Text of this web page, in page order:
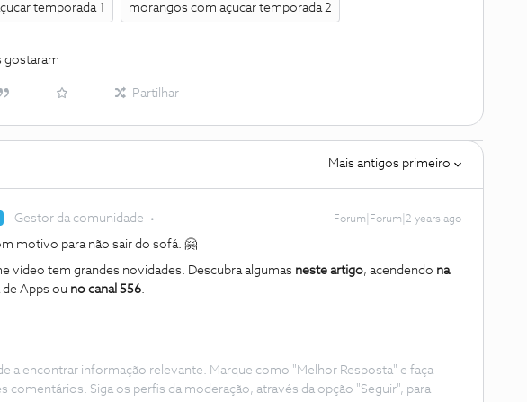
temporada 1 morangos com açucar temporada 2
gostaram
Partilhar
Mais antigos primeiro
Gestor da comunidade Forum|Forum|2 years ago
motivo para não sair do sofá. 🤗
vídeo tem grandes novidades. Descubra algumas neste artigo, acendendo na
de Apps ou no canal 556
a encontrar informação relevante. Marque como "Melhor Resposta" e faça
comentários. Siga os perfis da moderação, através da opção "Seguir", para